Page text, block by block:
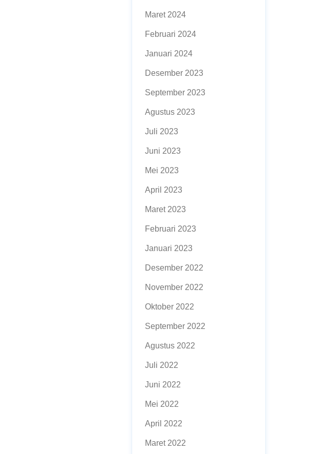
Maret 2024
Februari 2024
Januari 2024
Desember 2023
September 2023
Agustus 2023
Juli 2023
Juni 2023
Mei 2023
April 2023
Maret 2023
Februari 2023
Januari 2023
Desember 2022
November 2022
Oktober 2022
September 2022
Agustus 2022
Juli 2022
Juni 2022
Mei 2022
April 2022
Maret 2022